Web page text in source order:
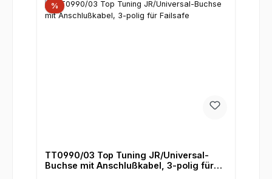
%
TT0990/03 Top Tuning JR/Universal-
Buchse mit Anschlußkabel, 3-polig für